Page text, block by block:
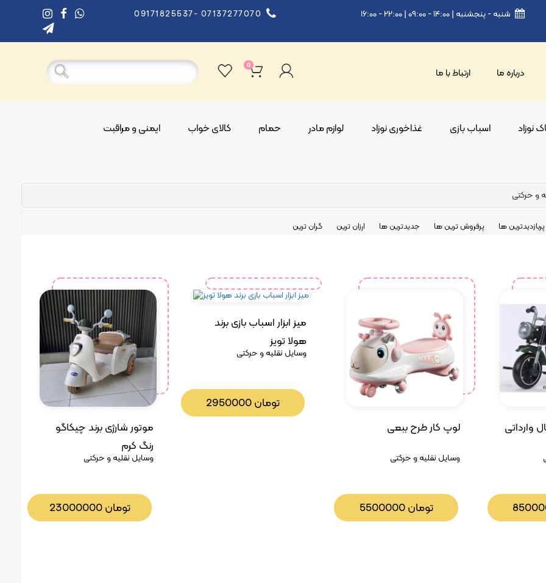
شنبه - پنجشنبه | ۱۴:۰۰ - ۰۹:۰۰ | ۲۲:۰۰ - ۱۶:۰۰ 09171825537- 07137277070
درباره ما ارتباط با ما
0
نوزاد اسباب بازی غذاخوری نوزاد لوازم مادر حمام کالای خواب ایمنی و مراقبت
و حرکتی
پربازدیدترین ها پرفروش ترین ها جدیدترین ها ارزان ترین گران ترین
موتور شارژی برند چیکاگو
رنگ کرم
وسایل نقلیه و حرکتی
23000000تومان
میز ابزار اسباب بازی برند
هولا تویز
وسایل نقلیه و حرکتی
2950000تومان
لوپ کار طرح ببعی
وسایل نقلیه و حرکتی
5500000تومان
وارداتی